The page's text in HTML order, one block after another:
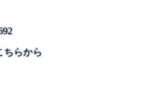
ちらから